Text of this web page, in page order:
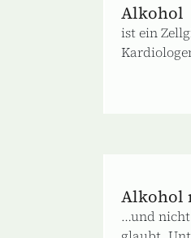
Alkohol
ist ein
Alkohol
…und nicht